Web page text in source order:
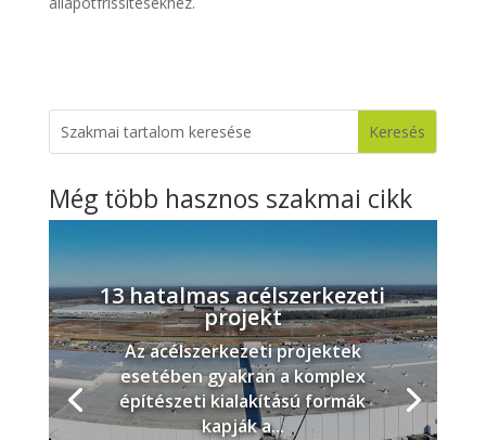
Még több hasznos szakmai cikk
13 hatalmas acélszerkezeti
projekt
Az acélszerkezeti projektek
esetében gyakran a komplex
építészeti kialakítású formák
kapják a...